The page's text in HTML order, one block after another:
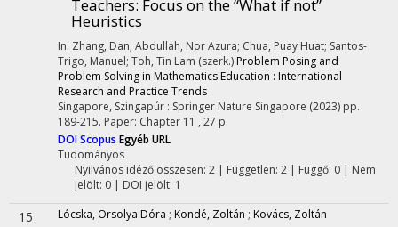
Teachers: Focus on the “What if not”
Heuristics
In: Zhang, Dan; Abdullah, Nor Azura; Chua, Puay Huat; Santos-
Trigo, Manuel; Toh, Tin Lam (szerk.) Problem Posing and
Problem Solving in Mathematics Education : International
Research and Practice Trends
Singapore, Szingapúr : Springer Nature Singapore (2023) pp.
189-215. Paper: Chapter 11 , 27 p.
DOIScopus Egyéb URL
Tudományos
Nyilvános idéző összesen: 2| Független: 2 | Függő: 0 | Nem
jelölt: 0 | DOI jelölt: 1
15 Lócska, Orsolya Dóra ; Kondé, Zoltán ; Kovács, Zoltán